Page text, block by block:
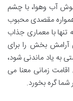
آب وهوا، با چشم
همواره مقصدی محبوب
تنها با معماری جذاب
آرامش بخش را برای
به یاد ماندنی شود،
زمانی معنا می
شما گره بخورد.